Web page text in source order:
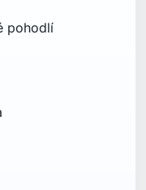
pohodlí